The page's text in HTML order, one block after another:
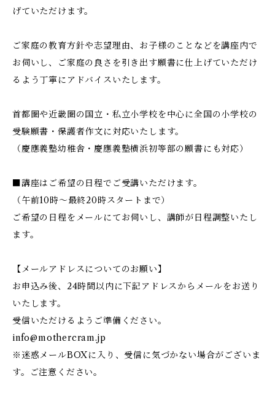
げていただけます。
ご家庭の教育方針や志望理由、お子様のことなどを講座内で
お伺いし、ご家庭の良さを引き出す願書に仕上げていただけ
るよう丁寧にアドバイスいたします。
首都圏や近畿圏の国立・私立小学校を中心に全国の小学校の
受験願書・保護者作文に対応いたします。
（慶應義塾幼稚舎・慶應義塾横浜初等部の願書にも対応）
■講座はご希望の日程でご受講いただけます。
（午前10時～最終20時スタートまで）
ご希望の日程をメールにてお伺いし、講師が日程調整いたし
ます。
【メールアドレスについてのお願い】
お申込み後、24時間以内に下記アドレスからメールをお送り
いたします。
受信いただけるようご準備ください。
info@mothercram.jp
※迷惑メールBOXに入り、受信に気づかない場合がございま
す。ご注意ください。